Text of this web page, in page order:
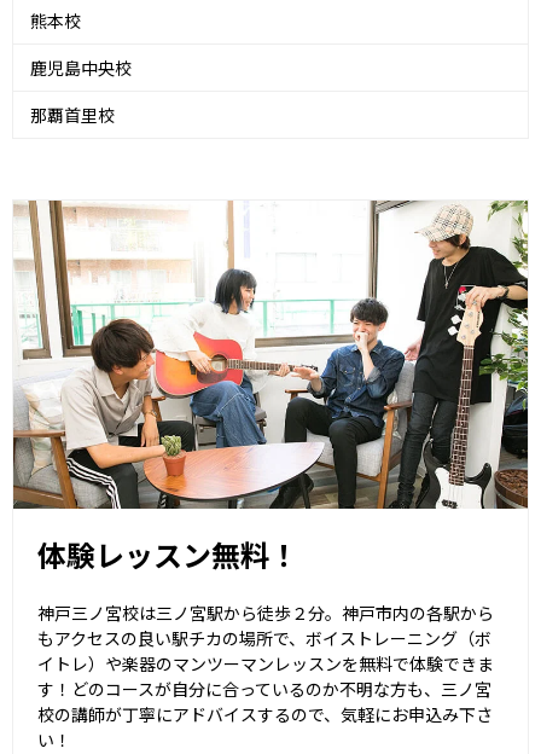
熊本校
鹿児島中央校
那覇首里校
体験レッスン無料！
神戸三ノ宮校は三ノ宮駅から徒歩２分。神戸市内の各駅から
もアクセスの良い駅チカの場所で、ボイストレーニング（ボ
イトレ）や楽器のマンツーマンレッスンを無料で体験できま
す！どのコースが自分に合っているのか不明な方も、三ノ宮
校の講師が丁寧にアドバイスするので、気軽にお申込み下さ
い！